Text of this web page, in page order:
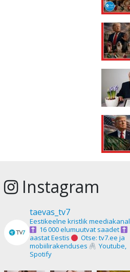
Instagram
taevas_tv7
Eestikeelne kristlik meediakanal
16 000 elumuutvat saadet
aastat Eestis
Otse: tv7.ee ja
mobiilirakenduses
Youtube,
Spotify